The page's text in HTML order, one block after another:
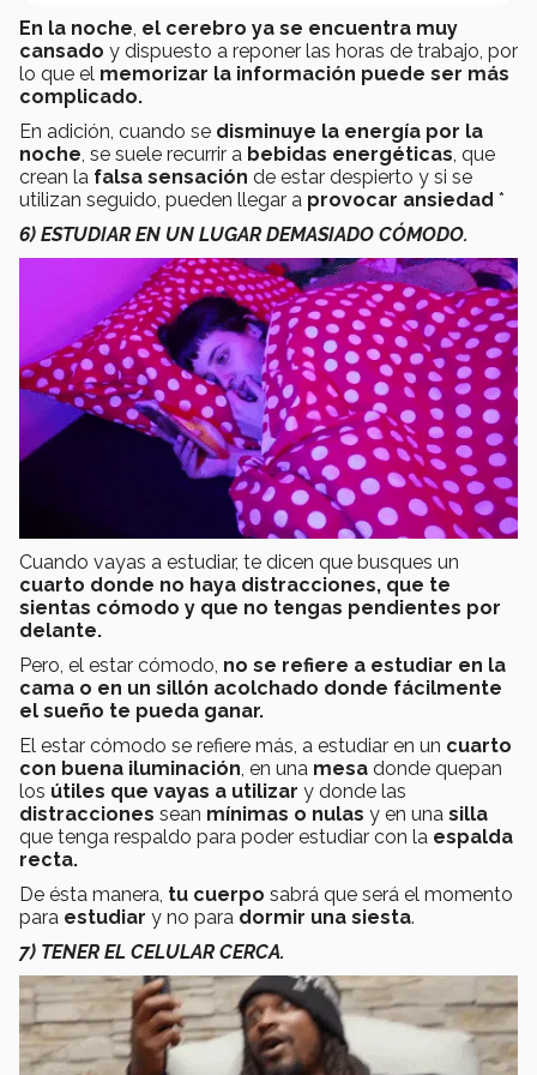
En la noche, el cerebro ya se encuentra muy
cansado y dispuesto a reponer las horas de trabajo, por
lo que el memorizar la información puede ser más
complicado.
En adición, cuando se disminuye la energía por la
noche, se suele recurrir a bebidas energéticas, que
crean la falsa sensación de estar despierto y si se
utilizan seguido, pueden llegar a provocar ansiedad *
6) ESTUDIAR EN UN LUGAR DEMASIADO CÓMODO.
Cuando vayas a estudiar, te dicen que busques un
cuarto donde no haya distracciones, que te
sientas cómodo y que no tengas pendientes por
delante.
Pero, el estar cómodo, no se refiere a estudiar en la
cama o en un sillón acolchado donde fácilmente
el sueño te pueda ganar.
El estar cómodo se refiere más, a estudiar en un cuarto
con buena iluminación, en una mesa donde quepan
los útiles que vayas a utilizar y donde las
distracciones sean mínimas o nulas y en una silla
que tenga respaldo para poder estudiar con la espalda
recta.
De ésta manera, tu cuerpo sabrá que será el momento
para estudiar y no para dormir una siesta.
7) TENER EL CELULAR CERCA.